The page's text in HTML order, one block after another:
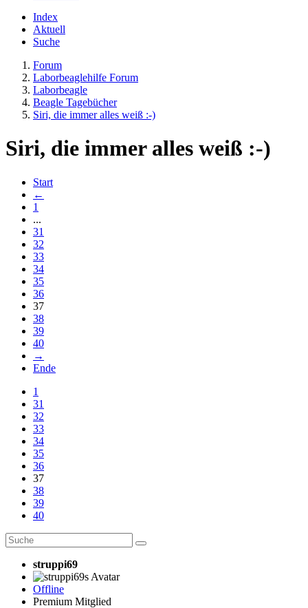
Index
Aktuell
Suche
Forum
Laborbeaglehilfe Forum
Laborbeagle
Beagle Tagebücher
Siri, die immer alles weiß :-)
Siri, die immer alles weiß :-)
Start
←
1
...
31
32
33
34
35
36
37
38
39
40
→
Ende
1
31
32
33
34
35
36
37
38
39
40
struppi69
Offline
Premium Mitglied